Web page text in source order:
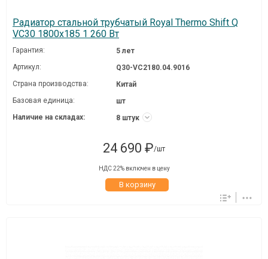
Радиатор стальной трубчатый Royal Thermo Shift Q
VC30 1800x185 1 260 Вт
Гарантия:
5 лет
Артикул:
Q30-VC2180.04.9016
Страна производства:
Китай
Базовая единица:
шт
Наличие на складах:
8 штук
24 690 ₽/шт
НДС 22% включен в цену
В корзину